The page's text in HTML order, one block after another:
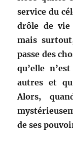
service du
drôle de vie
mais
passe des
qu’elle
autres et
Alors,
de ses